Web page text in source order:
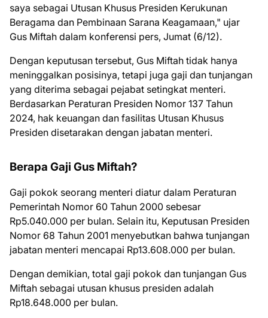
saya sebagai Utusan Khusus Presiden Kerukunan
Beragama dan Pembinaan Sarana Keagamaan," ujar
Gus Miftah dalam konferensi pers, Jumat (6/12).
Dengan keputusan tersebut, Gus Miftah tidak hanya
meninggalkan posisinya, tetapi juga gaji dan tunjangan
yang diterima sebagai pejabat setingkat menteri.
Berdasarkan Peraturan Presiden Nomor 137 Tahun
2024, hak keuangan dan fasilitas Utusan Khusus
Presiden disetarakan dengan jabatan menteri.
Berapa Gaji Gus Miftah?
Gaji pokok seorang menteri diatur dalam Peraturan
Pemerintah Nomor 60 Tahun 2000 sebesar
Rp5.040.000 per bulan. Selain itu, Keputusan Presiden
Nomor 68 Tahun 2001 menyebutkan bahwa tunjangan
jabatan menteri mencapai Rp13.608.000 per bulan.
Dengan demikian, total gaji pokok dan tunjangan Gus
Miftah sebagai utusan khusus presiden adalah
Rp18.648.000 per bulan.